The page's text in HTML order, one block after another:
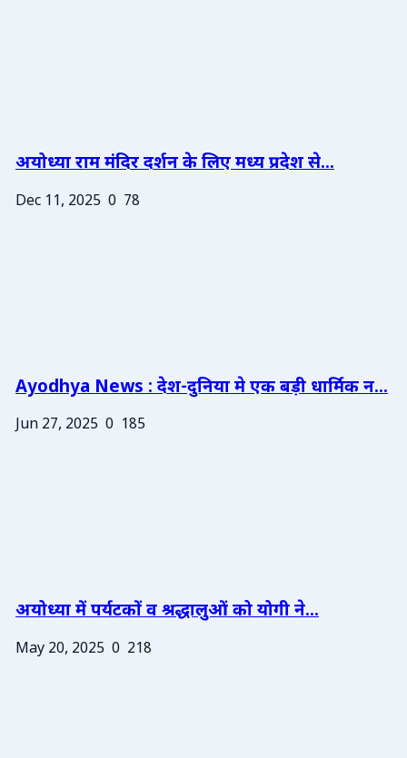
अयोध्या राम मंदिर दर्शन के लिए मध्य प्रदेश से...
Dec 11, 2025 0 78
Ayodhya News : देश-दुनिया मे एक बड़ी धार्मिक न...
Jun 27, 2025 0 185
अयोध्या में पर्यटकों व श्रद्धालुओं को योगी ने...
May 20, 2025 0 218